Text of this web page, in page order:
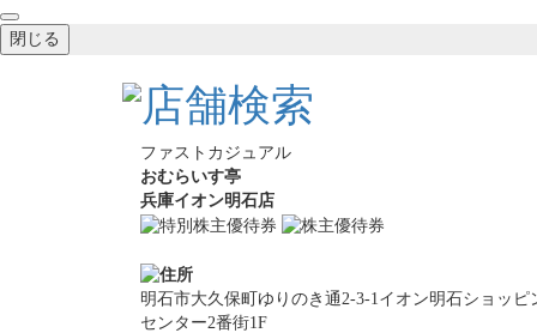
閉じる
ファストカジュアル
おむらいす亭
兵庫イオン明石店
明石市大久保町ゆりのき通2-3-1イオン明石ショッピ
センター2番街1F